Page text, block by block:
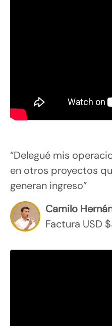
“Delegué mis
en otros proyectos
generan ingreso”
Camilo
Factura USD